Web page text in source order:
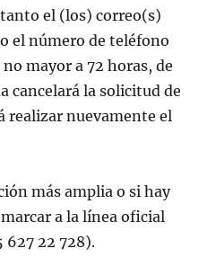
el (los) correo(s)
el número de teléfono
mayor a 72 horas, de
cancelará la solicitud de
realizar nuevamente el
más amplia o si hay
a la línea oficial
627 22 728).